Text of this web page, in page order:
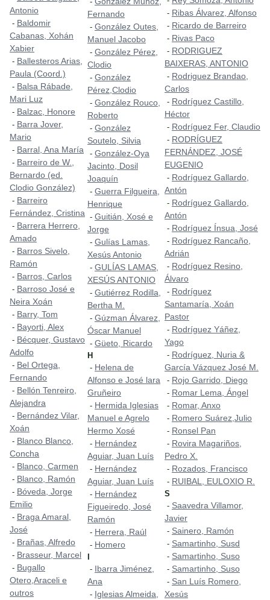
Antonio
- Baldomir
Cabanas, Xohán
Xabier
- Ballesteros Arias,
Paula (Coord.)
- Balsa Rábade,
Mari Luz
- Balzac, Honore
- Barra Jover,
Mario
- Barral, Ana María
- Barreiro de W.,
Bernardo (ed.
Clodio González)
- Barreiro
Fernández, Cristina
- Barrera Herrero,
Amado
- Barros Sivelo,
Ramón
- Barros, Carlos
- Barroso José e
Neira Xoán
- Barry, Tom
- Bayorti, Alex
- Bécquer, Gustavo
Adolfo
- Bel Ortega,
Fernando
- Bellón Tenreiro,
Alejandra
- Bernández Vilar,
Xoán
- Blanco Blanco,
Concha
- Blanco, Carmen
- Blanco, Ramón
- Bóveda, Jorge
Emilio
- Braga Amaral,
José
- Brañas, Alfredo
- Brasseur, Marcel
- Bugallo
Otero,Araceli e
outros
Fernando
- González Outes,
Manuel Jacobo
- González Pérez,
Clodio
- González
Pérez,Clodio
- González Rouco,
Roberto
- González
Soutelo, Silvia
- González-Oya
Jacinto, Dosil
Joaquín
- Guerra Filgueira,
Henrique
- Guitián, Xosé e
Jorge
- Gulías Lamas,
Xesús Antonio
- GULÍAS LAMAS,
XESÚS ANTONIO
- Gutiérrez Rodilla,
Bertha M.
- Gúzman Álvarez,
Óscar Manuel
- Güeto, Ricardo
H
- Helena de
Alfonso e José lara
Gruñeiro
- Hermida Iglesias
Manuel e Agrelo
Hermo Xosé
- Hernández
Aguiar, Juan Luís
- Hernández
Aguiar, Juan Luís
- Hernández
Figueiredo, José
Ramón
- Herrera, Raúl
- Homero
- Ibarra Jiménez,
Ana
- Iglesias Almeida,
- Ribas Álvarez, Alfonso
- Ricardo de Barreiro
- Rivas Paco
- RODRIGUEZ
BAIXERAS, ANTONIO
- Rodriguez Brandao,
Carlos
- Rodríguez Castillo,
Héctor
- Rodríguez Fer, Claudio
- RODRÍGUEZ
FERNÁNDEZ, JOSÉ
EUGENIO
- Rodríguez Gallardo,
Antón
- Rodríguez Gallardo,
Antón
- Rodríguez Ínsua, José
- Rodríguez Rancaño,
Adrián
- Rodríguez Resino,
Álvaro
- Rodríguez
Santamaría, Xoán
Pastor
- Rodríguez Yáñez,
Yago
- Rodríguez, Nuria &
García Vázquez José M.
- Rojo Garrido, Diego
- Romar Lema, Ángel
- Romar, Anxo
- Romero Suárez,Julio
- Ronsel Pan
- Rovira Magariños,
Pedro X.
- Rozados, Francisco
- RUIBAL, EULOXIO R.
S
- Saavedra Villamor,
Javier
- Sainero, Ramón
- Samartinho, Susd
- Samartinho, Suso
- Samartinho, Suso
- San Luís Romero,
Xesús